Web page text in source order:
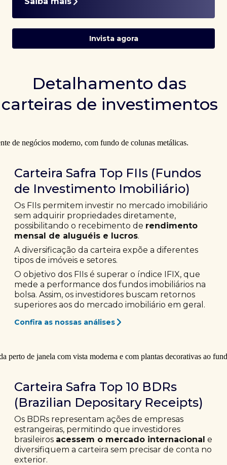
Invista agora
Detalhamento das
carteiras de investimentos
Carteira Safra Top FIIs (Fundos
de Investimento Imobiliário)
Os FIIs permitem investir no mercado imobiliário
sem adquirir propriedades diretamente,
possibilitando o recebimento de rendimento
mensal de aluguéis e lucros.
A diversificação da carteira expõe a diferentes
tipos de imóveis e setores.
O objetivo dos FIIs é superar o índice IFIX, que
mede a performance dos fundos imobiliários na
bolsa. Assim, os investidores buscam retornos
superiores aos do mercado imobiliário em geral.
Confira as nossas análises
Carteira Safra Top 10 BDRs
(Brazilian Depositary Receipts)
Os BDRs representam ações de empresas
estrangeiras, permitindo que investidores
brasileiros acessem o mercado internacional e
diversifiquem a carteira sem precisar de conta no
exterior.